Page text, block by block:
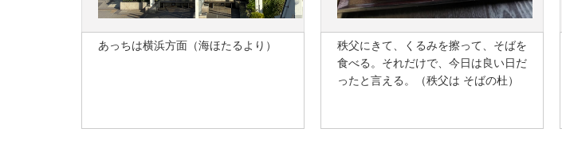
あっちは横浜方面（海ほたるより）
秩父にきて、くるみを擦って、そばを
食べる。それだけで、今日は良い日だ
ったと言える。（秩父は そばの杜）